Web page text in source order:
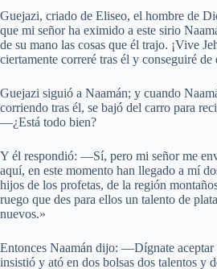
Guejazi, criado de Eliseo, el hombre de
que mi señor ha eximido a este sirio
de su mano las cosas que él trajo. ¡Vive
ciertamente correré tras él y conseguiré de
Guejazi siguió a Naamán; y cuando
corriendo tras él, se bajó del carro para
—¿Está todo bien?
Y él respondió: —Sí, pero mi señor me
aquí, en este momento han llegado a mí
hijos de los profetas, de la región
ruego que des para ellos un talento de
nuevos.»
Entonces Naamán dijo: —Dígnate aceptar
insistió y ató en dos bolsas dos talentos y